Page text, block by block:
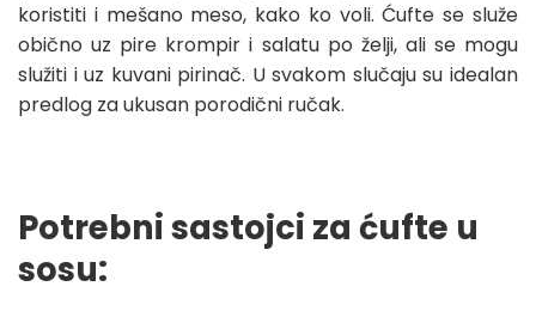
koristiti i mešano meso, kako ko voli. Ćufte se služe
obično uz pire krompir i salatu po želji, ali se mogu
služiti i uz kuvani pirinač. U svakom slučaju su idealan
predlog za ukusan porodični ručak.
Potrebni sastojci za ćufte u
sosu: